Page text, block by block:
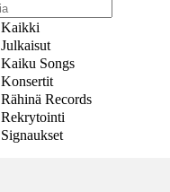
Kaikki
Julkaisut
Kaiku Songs
Konsertit
Rähinä Records
Rekrytointi
Signaukset